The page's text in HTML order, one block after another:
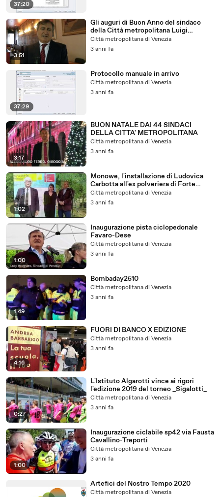
37:20
3:51
Gli auguri di Buon Anno del sindaco
della Città metropolitana Luigi
Brugnaro
Città metropolitana di Venezia
3 anni fa
37:29
Protocollo manuale in arrivo
Città metropolitana di Venezia
3 anni fa
3:17
BUON NATALE DAI 44 SINDACI
DELLA CITTA' METROPOLITANA
Città metropolitana di Venezia
3 anni fa
1:02
Monowe, l'installazione di Ludovica
Carbotta all'ex polveriera di Forte
Marghera
Città metropolitana di Venezia
3 anni fa
1:00
Inaugurazione pista ciclopedonale
Favaro-Dese
Città metropolitana di Venezia
3 anni fa
1:49
Bombaday2510
Città metropolitana di Venezia
3 anni fa
4:16
FUORI DI BANCO X EDIZIONE
Città metropolitana di Venezia
3 anni fa
0:27
L'Istituto Algarotti vince ai rigori
l'edizione 2019 del torneo _Sigalotti_
Città metropolitana di Venezia
3 anni fa
1:00
Inaugurazione ciclabile sp42 via Fausta
Cavallino-Treporti
Città metropolitana di Venezia
3 anni fa
Artefici del Nostro Tempo 2020
Città metropolitana di Venezia